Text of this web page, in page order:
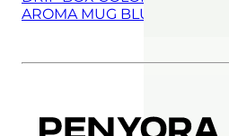
AROMA MUG BLUE